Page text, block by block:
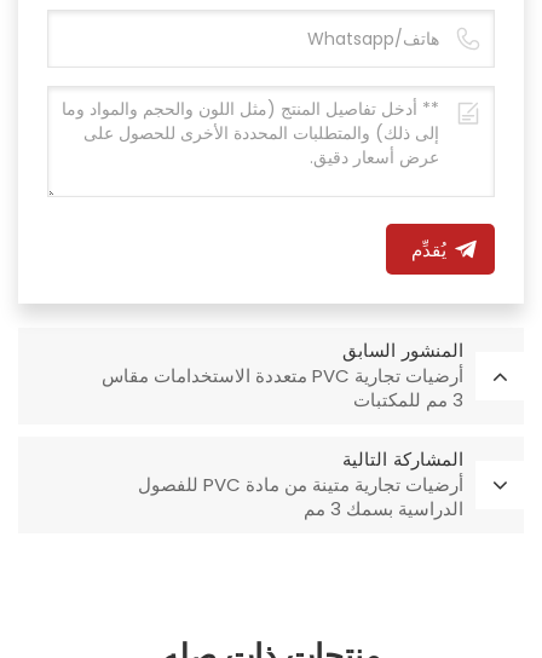
يُقدِّم
المنشور السابق
أرضيات تجارية PVC متعددة الاستخدامات مقاس
3 مم للمكتبات
المشاركة التالية
أرضيات تجارية متينة من مادة PVC للفصول
الدراسية بسمك 3 مم